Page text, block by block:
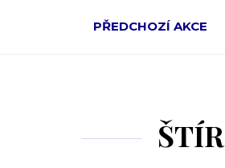
PŘEDCHOZÍ AKCE